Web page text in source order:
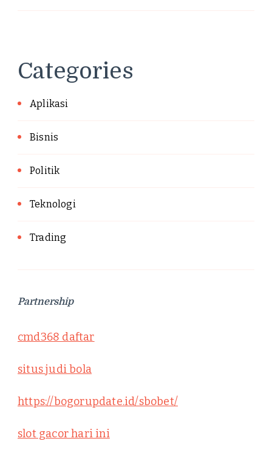
Categories
Aplikasi
Bisnis
Politik
Teknologi
Trading
Partnership
cmd368 daftar
situs judi bola
https://bogorupdate.id/sbobet/
slot gacor hari ini